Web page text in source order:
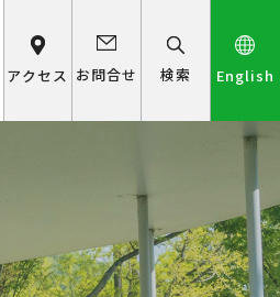
アクセス お問合せ 検索 English